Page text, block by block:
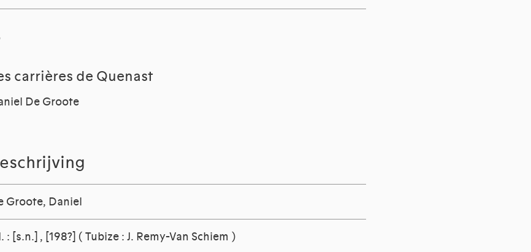
carrières de Quenast
De Groote
Groote, Daniel
: [s.n.] , [198?] ( Tubize : J. Remy-Van Schiem )